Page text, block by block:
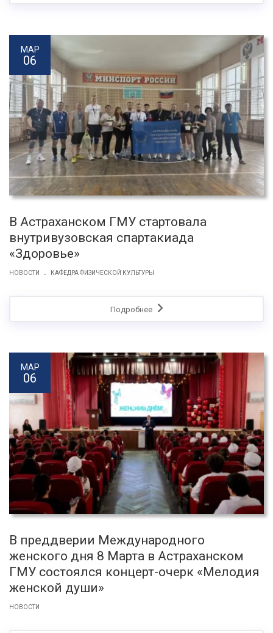
МАР
06
В Астраханском ГМУ стартовала
внутривузовская спартакиада
«Здоровье»
НОВОСТИ . КАФЕДРА ФИЗИЧЕСКОЙ КУЛЬТУРЫ
Подробнее
МАР
06
В преддверии Международного
женского дня 8 Марта в Астраханском
ГМУ состоялся концерт-очерк «Мелодия
женской души»
НОВОСТИ